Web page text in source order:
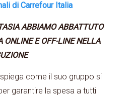
di Carrefour Italia
ABBIAMO ABBATTUTO
ONLINE E OFF-LINE NELLA
spiega come il suo gruppo si
garantire la spesa a tutti